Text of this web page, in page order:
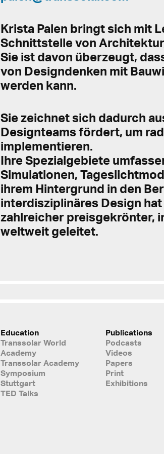
Krista Palen bringt sich mit
Schnittstelle von
Sie ist davon überzeugt,
von Designdenken mit
werden kann.
Sie zeichnet sich dadurch
Designteams fördert, um
implementieren.
Ihre Spezialgebiete
Simulationen,
ihrem Hintergrund in den
interdisziplinäres Design
zahlreicher preisgekrönter,
weltweit geleitet.
Education
Transsolar World
Academy
Transsolar Academy
Symposium
Stuttgart
TED Talks
Publications
Podcasts
Videos
Papers
Print
Exhibitions